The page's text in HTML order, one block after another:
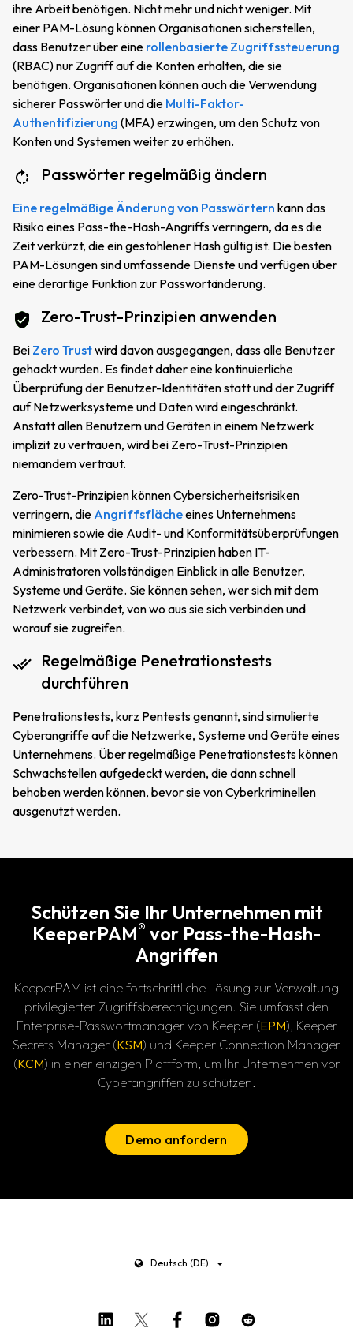
ihre Arbeit benötigen. Nicht mehr und nicht weniger. Mit
einer PAM-Lösung können Organisationen sicherstellen,
dass Benutzer über eine rollenbasierte Zugriffssteuerung
(RBAC) nur Zugriff auf die Konten erhalten, die sie
benötigen. Organisationen können auch die Verwendung
sicherer Passwörter und die Multi-Faktor-
Authentifizierung (MFA) erzwingen, um den Schutz von
Konten und Systemen weiter zu erhöhen.
Passwörter regelmäßig ändern
Eine regelmäßige Änderung von Passwörtern kann das
Risiko eines Pass-the-Hash-Angriffs verringern, da es die
Zeit verkürzt, die ein gestohlener Hash gültig ist. Die besten
PAM-Lösungen sind umfassende Dienste und verfügen über
eine derartige Funktion zur Passwortänderung.
Zero-Trust-Prinzipien anwenden
Bei Zero Trustwird davon ausgegangen, dass alle Benutzer
gehackt wurden. Es findet daher eine kontinuierliche
Überprüfung der Benutzer-Identitäten statt und der Zugriff
auf Netzwerksysteme und Daten wird eingeschränkt.
Anstatt allen Benutzern und Geräten in einem Netzwerk
implizit zu vertrauen, wird bei Zero-Trust-Prinzipien
niemandem vertraut.
Zero-Trust-Prinzipien können Cybersicherheitsrisiken
verringern, die Angriffsflächeeines Unternehmens
minimieren sowie die Audit- und Konformitätsüberprüfungen
verbessern. Mit Zero-Trust-Prinzipien haben IT-
Administratoren vollständigen Einblick in alle Benutzer,
Systeme und Geräte. Sie können sehen, wer sich mit dem
Netzwerk verbindet, von wo aus sie sich verbinden und
worauf sie zugreifen.
Regelmäßige Penetrationstests
durchführen
Penetrationstests, kurz Pentests genannt, sind simulierte
Cyberangriffe auf die Netzwerke, Systeme und Geräte eines
Unternehmens. Über regelmäßige Penetrationstests können
Schwachstellen aufgedeckt werden, die dann schnell
behoben werden können, bevor sie von Cyberkriminellen
ausgenutzt werden.
Schützen Sie Ihr Unternehmen mit
KeeperPAM® vor Pass-the-Hash-
Angriffen
KeeperPAM ist eine fortschrittliche Lösung zur Verwaltung
privilegierter Zugriffsberechtigungen. Sie umfasst den
Enterprise-Passwortmanager von Keeper (EPM), Keeper
Secrets Manager (KSM) und Keeper Connection Manager
(KCM) in einer einzigen Plattform, um Ihr Unternehmen vor
Cyberangriffen zu schützen.
Demo anfordern
Deutsch (DE)